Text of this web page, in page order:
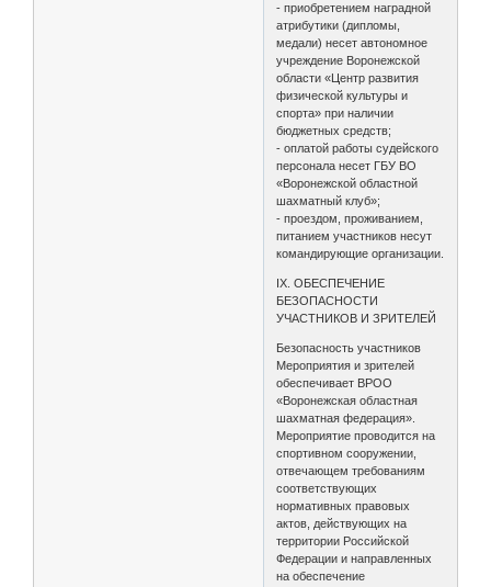
- приобретением наградной
атрибутики (дипломы,
медали) несет автономное
учреждение Воронежской
области «Центр развития
физической культуры и
спорта» при наличии
бюджетных средств;
- оплатой работы судейского
персонала несет ГБУ ВО
«Воронежской областной
шахматный клуб»;
- проездом, проживанием,
питанием участников несут
командирующие организации.
IX. ОБЕСПЕЧЕНИЕ
БЕЗОПАСНОСТИ
УЧАСТНИКОВ И ЗРИТЕЛЕЙ
Безопасность участников
Мероприятия и зрителей
обеспечивает ВРОО
«Воронежская областная
шахматная федерация».
Мероприятие проводится на
спортивном сооружении,
отвечающем требованиям
соответствующих
нормативных правовых
актов, действующих на
территории Российской
Федерации и направленных
на обеспечение